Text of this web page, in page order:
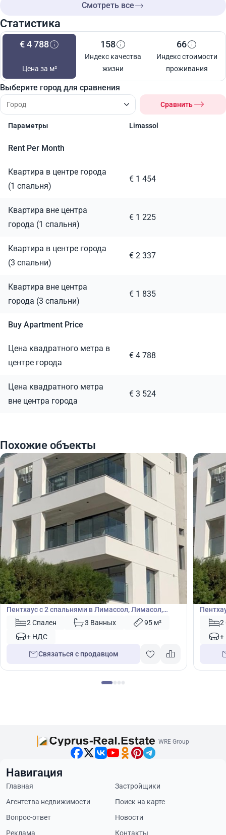
Смотреть все
Статистика
€ 4 788
Цена за м²
158
Индекс качества
жизни
66
Индекс стоимости
проживания
Выберите город для сравнения
Сравнить
Параметры Limassol
Rent Per Month
Квартира в центре города
(1 спальня)
€ 1 454
Квартира вне центра
города (1 спальня)
€ 1 225
Квартира в центре города
(3 спальни)
€ 2 337
Квартира вне центра
города (3 спальни)
€ 1 835
Buy Apartment Price
Цена квадратного метра в
центре города
€ 4 788
Цена квадратного метра
вне центра города
€ 3 524
Похожие объекты
€509 250
Пентхаус
Пентхаус с 2 спальнями в Лимассол, Лимасол,
Кипр № 46709
2 Спален 3 Ванных
95 м²
+ НДС
Связаться с продавцом
€488
Кипр2
WRE Group
Навигация
Главная
Застройщики
Агентства недвижимости
Поиск на карте
Вопрос-ответ
Новости
Реклама
Контакты